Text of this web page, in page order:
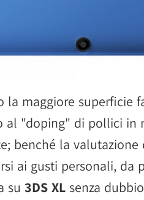
la maggiore superficie
al "doping" di pollici in
benché la valutazione
ai gusti personali, da
su 3DS XL senza